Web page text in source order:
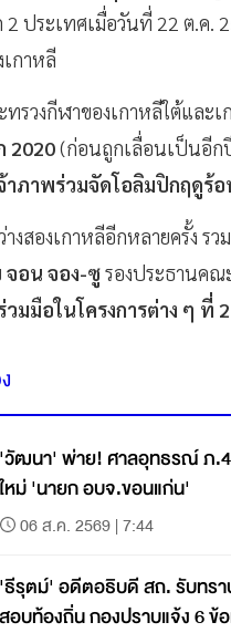
ประเทศเมื่อวันที่ 22 ต.ค.
กาหลี
ทรวงกีฬาของเกาหลีใต้แล
2020(ก่อนถูกเลื่อนเป็นอีก
าภาพร่วมจัดโอลิมปิกฤดูร้อ
สองเกาหลีอีกหลายครั้ง รวม
จอน จอง-ซูรองประธานคณ
วมมือในโครงการต่าง ๆ ที่
'วัฒนา' พ่าย! ศาลอุทธรณ์ ภ.4
ใหม่ 'นายก อบจ.ขอนแก่น'
06 ส.ค. 2569 | 7:44
'ธีรุตม์' อดีตอธิบดี สถ. รับทร
สอบท้องถิ่น กองปราบแจ้ง 6 ข้